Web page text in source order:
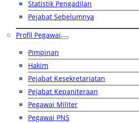
Statistik Pengadilan
Pejabat Sebelumnya
Profil Pegawai
Pimpinan
Hakim
Pejabat Kesekretariatan
Pejabat Kepaniteraan
Pegawai Militer
Pegawai PNS